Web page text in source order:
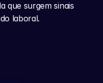
que surgem sinais
laboral.